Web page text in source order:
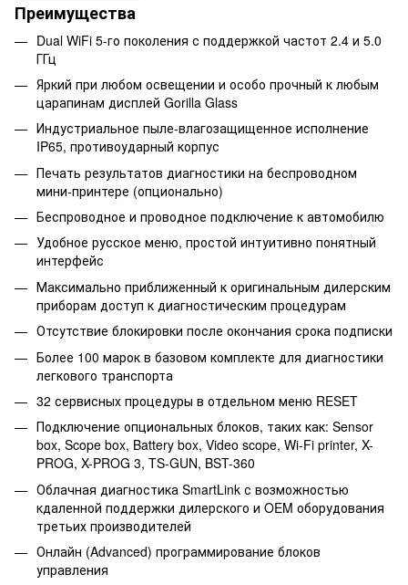
Преимущества
Dual WiFi 5-го поколения с поддержкой частот 2.4 и 5.0
ГГц
Яркий при любом освещении и особо прочный к любым
царапинам дисплей Gorilla Glass
Индустриальное пыле-влагозащищенное исполнение
IP65, противоударный корпус
Печать результатов диагностики на беспроводном
мини-принтере (опционально)
Беспроводное и проводное подключение к автомобилю
Удобное русское меню, простой интуитивно понятный
интерфейс
Максимально приближенный к оригинальным дилерским
приборам доступ к диагностическим процедурам
Отсутствие блокировки после окончания срока подписки
Более 100 марок в базовом комплекте для диагностики
легкового транспорта
32 сервисных процедуры в отдельном меню RESET
Подключение опциональных блоков, таких как: Sensor
box, Scope box, Battery box, Video scope, Wi-Fi printer, X-
PROG, X-PROG 3, TS-GUN, BST-360
Облачная диагностика SmartLink с возможностью
кдаленной поддержки дилерского и OEM оборудования
третьих производителей
Онлайн (Advanced) программирование блоков
управления